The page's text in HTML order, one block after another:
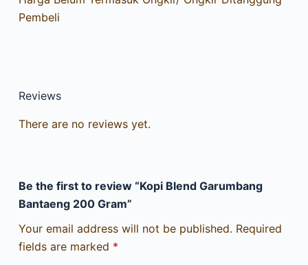
Pembeli
Reviews
There are no reviews yet.
Be the first to review “Kopi Blend Garumbang
Bantaeng 200 Gram”
Your email address will not be published. Required
fields are marked *